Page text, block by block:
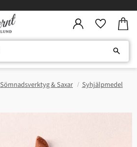
Sömnadsverktyg & Saxar
Syhjälpmedel